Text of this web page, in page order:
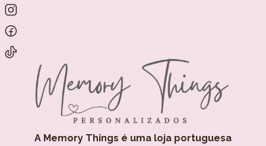
A Memory Things é uma loja portuguesa